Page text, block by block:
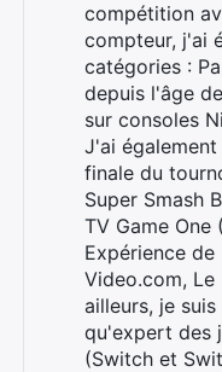
compétition
compteur, j'ai
catégories :
depuis l'âge
sur consoles
J'ai
finale du
Super Smash
TV Game One
Expérience
Video.com, Le
ailleurs, je
qu'expert des
(Switch et